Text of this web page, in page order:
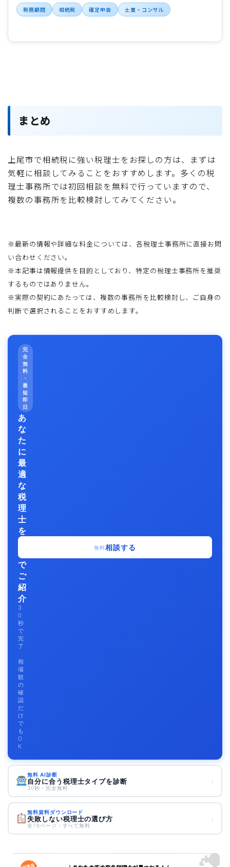
税務顧問 相続税 確定申告 士業・コンサル
まとめ
上尾市で相続税に強い税理士をお探しの方は、まずは
気軽に相談してみることをおすすめします。多くの税
理士事務所では初回相談を無料で行っていますので、
複数の事務所を比較検討してみてください。
※最新の情報や詳細な料金については、各税理士事務所に直接お問
い合わせください。
※本記事は情報提供を目的としており、特定の税理士事務所を推奨
するものではありません。
※実際の契約にあたっては、複数の事務所を比較検討し、ご自身の
判断で選択されることをおすすめします。
完
全
無
料
・
最
短
即
日
あ
な
た
に
最
適
な
税
理
士
を
無
料
で
ご
紹
介
3
0
秒
で
完
了
相
場
観
の
確
認
だ
け
で
も
O
K
無料相談する
無料 AI診断
自分に合う税理士タイプを診断
30秒・完全無料
›
無料資料ダウンロード
失敗しない税理士の選び方
全78ページ・すべて無料
›